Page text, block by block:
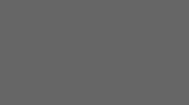
zusätzliche Informationen